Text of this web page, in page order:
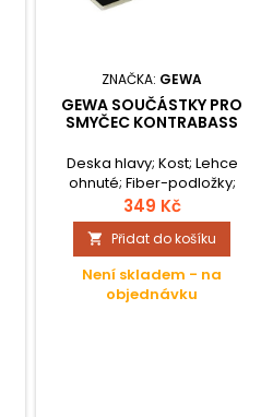
ZNAČKA: GEWA
GEWA SOUČÁSTKY PRO
SMYČEC KONTRABASS
Deska hlavy; Kost; Lehce
ohnuté; Fiber-podložky;
349 Kč
 Přidat do košíku
Není skladem - na
objednávku